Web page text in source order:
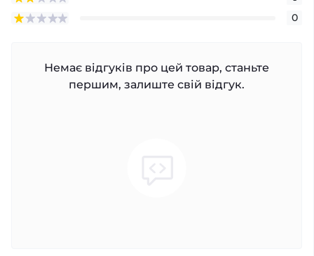
0
Немає відгуків про цей товар, станьте
першим, залиште свій відгук.